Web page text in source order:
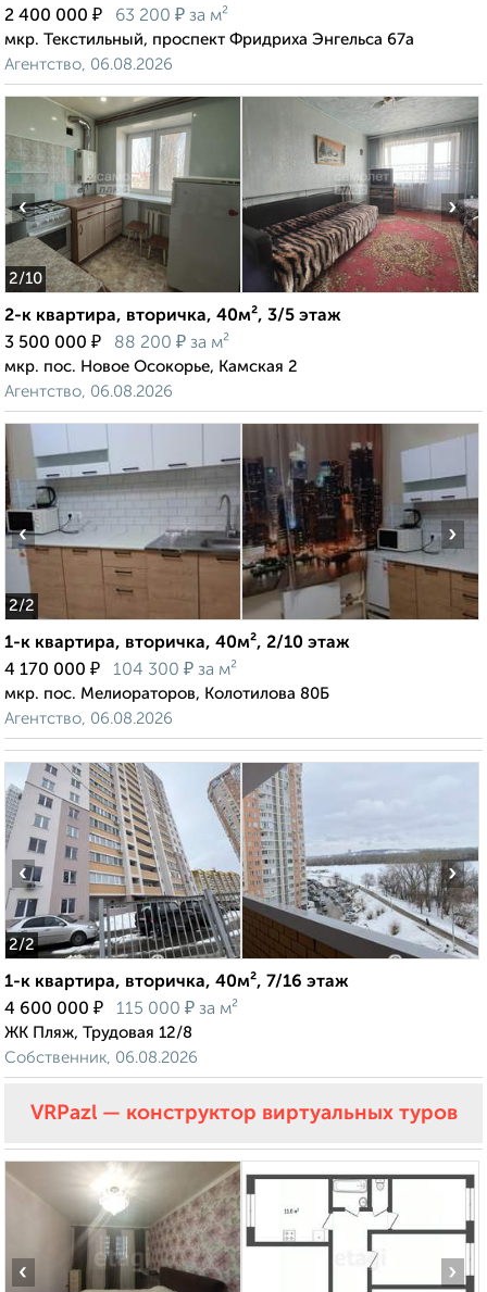
2 400 000 ₽ 63 200 ₽ за м²
мкр. Текстильный, проспект Фридриха Энгельса 67а
Агентство, 06.08.2026
2/10
‹ ›
2-к квартира, вторичка, 40м², 3/5 этаж
3 500 000 ₽ 88 200 ₽ за м²
мкр. пос. Новое Осокорье, Камская 2
Агентство, 06.08.2026
2/2
‹ ›
1-к квартира, вторичка, 40м², 2/10 этаж
4 170 000 ₽ 104 300 ₽ за м²
мкр. пос. Мелиораторов, Колотилова 80Б
Агентство, 06.08.2026
2/2
‹ ›
1-к квартира, вторичка, 40м², 7/16 этаж
4 600 000 ₽ 115 000 ₽ за м²
ЖК Пляж, Трудовая 12/8
Собственник, 06.08.2026
VRPazl — конструктор виртуальных туров
‹ ›